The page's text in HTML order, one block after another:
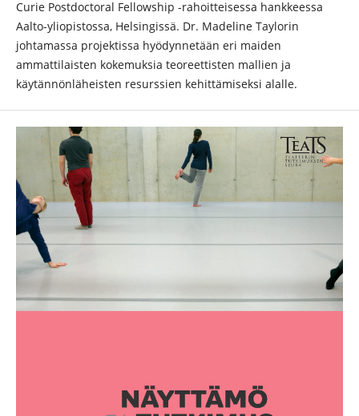
Curie Postdoctoral Fellowship -rahoitteisessa hankkeessa
Aalto-yliopistossa, Helsingissä. Dr. Madeline Taylorin
johtamassa projektissa hyödynnetään eri maiden
ammattilaisten kokemuksia teoreettisten mallien ja
käytännönläheisten resurssien kehittämiseksi alalle.